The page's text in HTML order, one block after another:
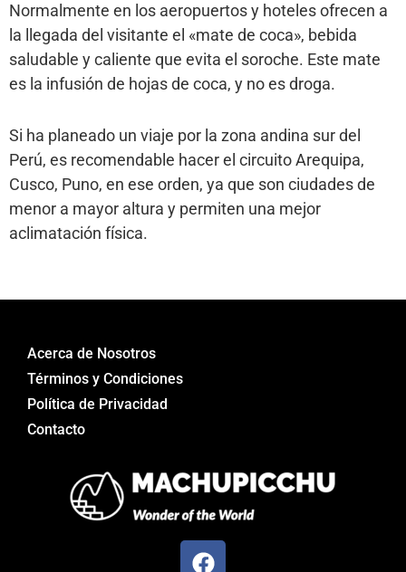
Normalmente en los aeropuertos y hoteles ofrecen a
la llegada del visitante el «mate de coca», bebida
saludable y caliente que evita el soroche. Este mate
es la infusión de hojas de coca, y no es droga.
Si ha planeado un viaje por la zona andina sur del
Perú, es recomendable hacer el circuito Arequipa,
Cusco, Puno, en ese orden, ya que son ciudades de
menor a mayor altura y permiten una mejor
aclimatación física.
Acerca de Nosotros
Términos y Condiciones
Política de Privacidad
Contacto